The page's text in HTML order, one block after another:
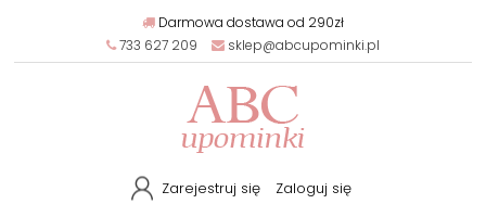
Darmowa dostawa od 290zł
733 627 209
sklep@abcupominki.pl
Zarejestruj się Zaloguj się